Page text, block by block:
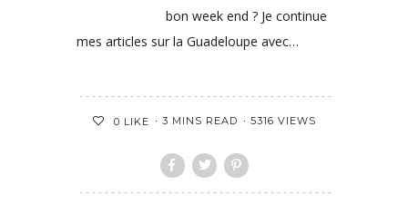
bon week end ? Je continue
mes articles sur la Guadeloupe avec…
0 LIKE 3 MINS READ 5316 VIEWS